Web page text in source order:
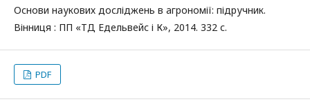
Основи наукових досліджень в агрономії: підручник.
Вінниця : ПП «ТД Едельвейс і К», 2014. 332 с.
PDF